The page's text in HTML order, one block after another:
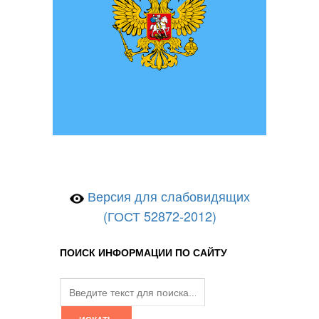
Версия для слабовидящих
(ГОСТ 52872-2012)
ПОИСК ИНФОРМАЦИИ ПО САЙТУ